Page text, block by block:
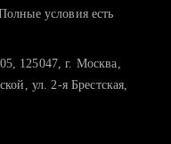
условия есть
125047, г. Москва,
ул. 2-я Брестская,